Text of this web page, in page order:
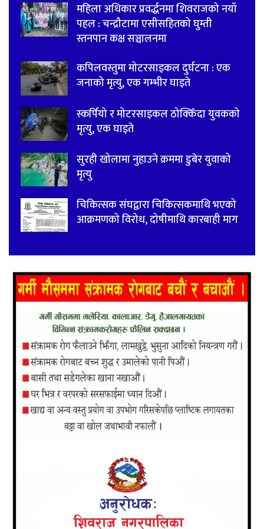
महिला अधिकार प्रवर्द्धनमा शिवराजको नयाँ
पहल : चन्द्रौटामा एसीसहितको घुम्ती
स्तनपान कक्ष सञ्चालनमा
कपिलवस्तुमा मोटरसाइकल दुर्घटना : एक
जनाको मृत्यु, एक गम्भीर घाइते
स्कर्पियो र मोटरसाइकल ठोक्किँदा युवकको
मृत्यु, एक घाइते
सुरही खोलामा नुहाउने क्रममा डुबेर युवाको
मृत्यु
चिकित्सक संघद्वारा चिकित्सकमाथि भएको
आक्रमणको विरोध, दोषीमाथि कारबाही माग